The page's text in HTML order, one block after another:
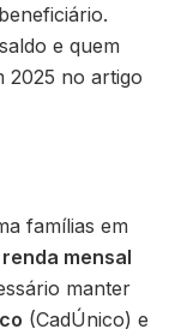
e quem
2025 no artigo
famílias em
renda mensal
manter
(CadÚnico) e